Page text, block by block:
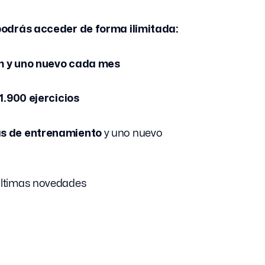
acceder de forma ilimitada:
uno nuevo cada mes
ejercicios
de entrenamientoy uno nuevo
novedades